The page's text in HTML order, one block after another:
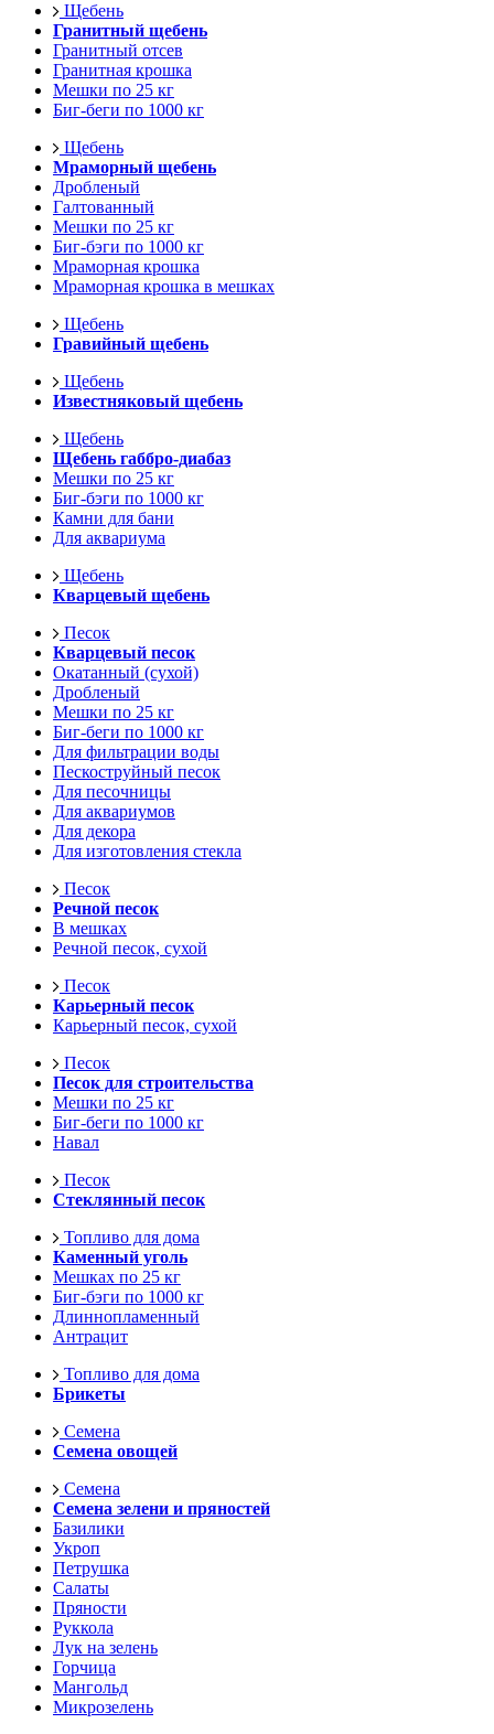
Щебень
Гранитный щебень
Гранитный отсев
Гранитная крошка
Мешки по 25 кг
Биг-беги по 1000 кг
Щебень
Мраморный щебень
Дробленый
Галтованный
Мешки по 25 кг
Биг-бэги по 1000 кг
Мраморная крошка
Мраморная крошка в мешках
Щебень
Гравийный щебень
Щебень
Известняковый щебень
Щебень
Щебень габбро-диабаз
Мешки по 25 кг
Биг-бэги по 1000 кг
Камни для бани
Для аквариума
Щебень
Кварцевый щебень
Песок
Кварцевый песок
Окатанный (сухой)
Дробленый
Мешки по 25 кг
Биг-беги по 1000 кг
Для фильтрации воды
Пескоструйный песок
Для песочницы
Для аквариумов
Для декора
Для изготовления стекла
Песок
Речной песок
В мешках
Речной песок, сухой
Песок
Карьерный песок
Карьерный песок, сухой
Песок
Песок для строительства
Мешки по 25 кг
Биг-беги по 1000 кг
Навал
Песок
Стеклянный песок
Топливо для дома
Каменный уголь
Мешках по 25 кг
Биг-бэги по 1000 кг
Длиннопламенный
Антрацит
Топливо для дома
Брикеты
Семена
Семена овощей
Семена
Семена зелени и пряностей
Базилики
Укроп
Петрушка
Салаты
Пряности
Руккола
Лук на зелень
Горчица
Мангольд
Микрозелень